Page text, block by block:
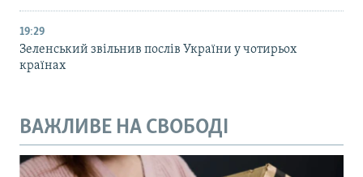
19:29
Зеленський звільнив послів України у чотирьох
країнах
ВАЖЛИВЕ НА СВОБОДІ